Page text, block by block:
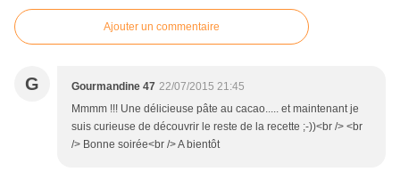
Ajouter un commentaire
G Gourmandine 47 22/07/2015 21:45
Mmmm !!! Une délicieuse pâte au cacao..... et maintenant je
suis curieuse de découvrir le reste de la recette ;-))<br /> <br
/> Bonne soirée<br /> A bientôt